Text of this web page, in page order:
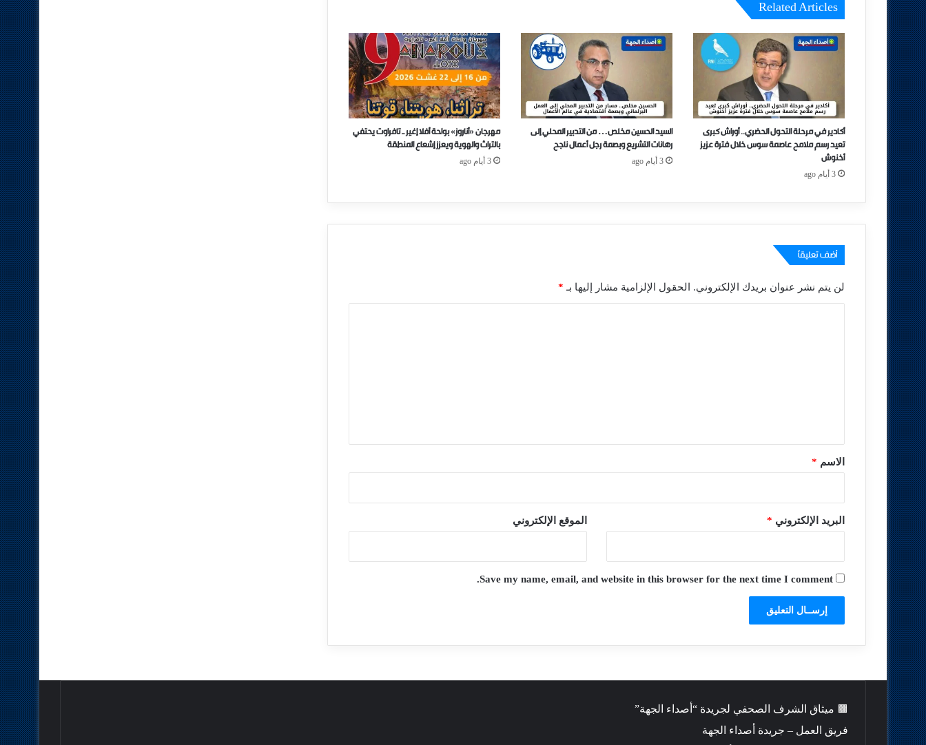
Related Articles
أكادير في مرحلة التحول الحضري.. أوراش كبرى
تعيد رسم ملامح عاصمة سوس خلال فترة عزيز
أخنوش
3 أيام ago
السيد الحسين مخلص… من التدبير المحلي إلى
رهانات التشريع وبصمة رجل أعمال ناجح
3 أيام ago
مهرجان «أناروز» بواحة أفلا إغير ـ تافراوت يحتفي
بالتراث والهوية ويعزز إشعاع المنطقة
3 أيام ago
أضف تعليقاً
لن يتم نشر عنوان بريدك الإلكتروني. الحقول الإلزامية مشار إليها بـ *
*الاسم *
البريد الإلكتروني * الموقع الإلكتروني
Save my name, email, and website in this browser for the next time I comment.
🟫 ميثاق الشرف الصحفي لجريدة “أصداء الجهة”
فريق العمل – جريدة أصداء الجهة